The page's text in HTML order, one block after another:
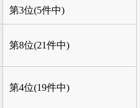
第3位(5件中)
第8位(21件中)
第4位(19件中)